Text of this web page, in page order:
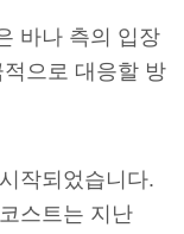
바나 측의 입장
으로 대응할 방
작되었습니다.
스트는 지난